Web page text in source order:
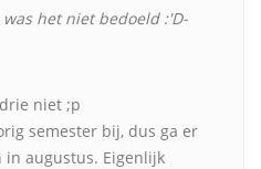
het niet bedoeld :'D-
niet ;p
semester bij, dus ga er
augustus. Eigenlijk